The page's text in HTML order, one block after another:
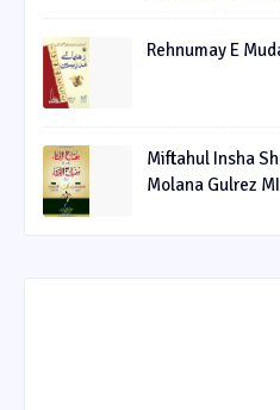
Miftahul Insha
Molana Gulrez